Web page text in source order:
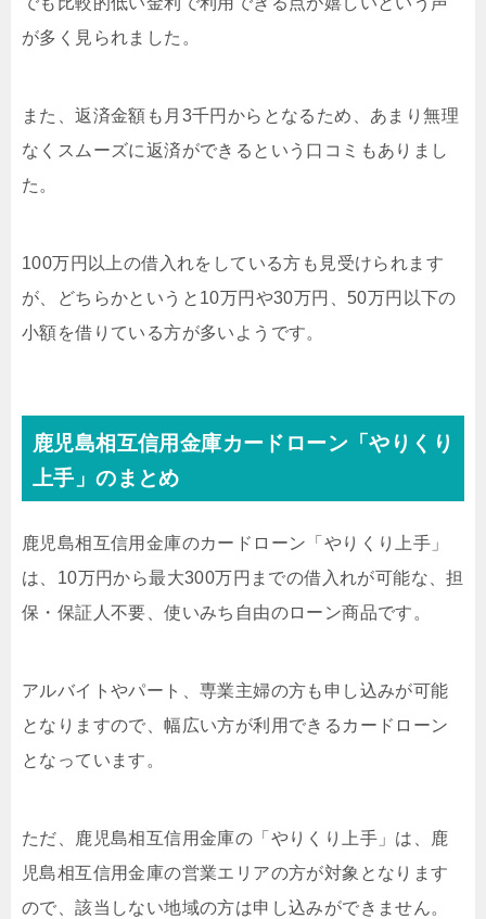
が多く見られました。
また、返済金額も月3千円からとなるため、あまり無理
なくスムーズに返済ができるという口コミもありまし
た。
100万円以上の借入れをしている方も見受けられます
が、どちらかというと10万円や30万円、50万円以下の
小額を借りている方が多いようです。
鹿児島相互信用金庫カードローン「やりくり
上手」のまとめ
鹿児島相互信用金庫のカードローン「やりくり上手」
は、10万円から最大300万円までの借入れが可能な、担
保・保証人不要、使いみち自由のローン商品です。
アルバイトやパート、専業主婦の方も申し込みが可能
となりますので、幅広い方が利用できるカードローン
となっています。
ただ、鹿児島相互信用金庫の「やりくり上手」は、鹿
児島相互信用金庫の営業エリアの方が対象となります
ので、該当しない地域の方は申し込みができません。